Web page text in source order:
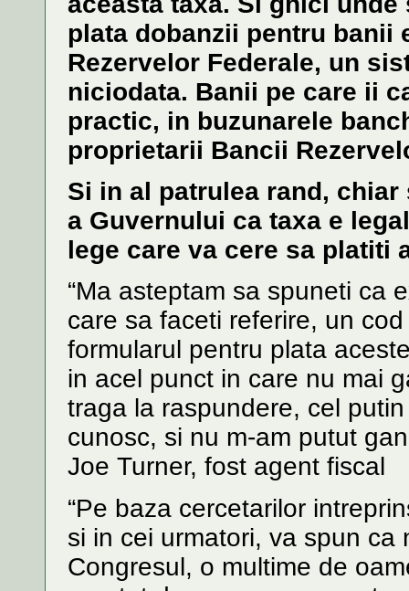
plata dobanzii pentru banii
Rezervelor Federale, un
niciodata. Banii pe care ii
practic, in buzunarele
proprietarii Bancii
Si in al patrulea rand,
a Guvernului ca taxa e
lege care va cere sa platiti
“Ma asteptam sa spuneti ca
care sa faceti referire, un
formularul pentru plata
in acel punct in care nu mai
traga la raspundere, cel
cunosc, si nu m-am putut
Joe Turner, fost agent fiscal
“Pe baza cercetarilor
si in cei urmatori, va spun ca
Congresul, o multime de